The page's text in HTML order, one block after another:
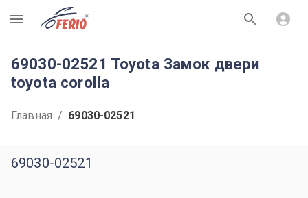
R
69030-02521 Toyota Замок двери
toyota corolla
Главная / 69030-02521
69030-02521